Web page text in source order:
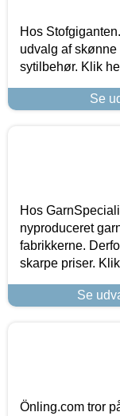
Hos
udvalg af skønne
sytilbehør. Klik
Se
Hos
nyproduceret
fabrikkerne.
skarpe priser.
Se
Önling.com tror